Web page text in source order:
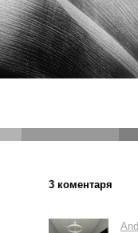
3 коментаря